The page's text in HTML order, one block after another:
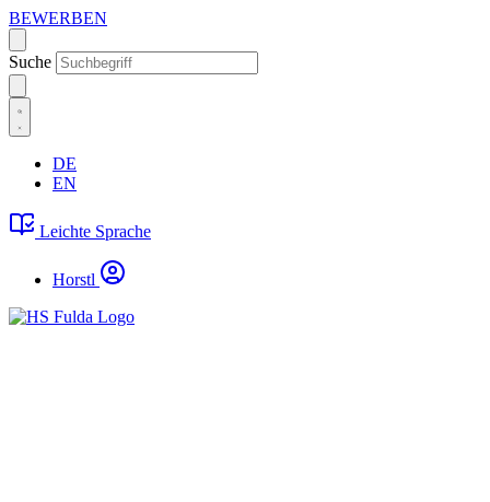
BEWERBEN
Suche
DE
EN
Leichte Sprache
Horstl